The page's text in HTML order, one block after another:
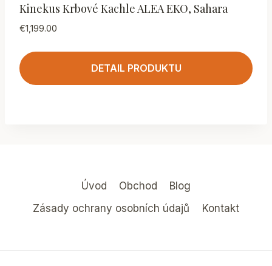
Kinekus Krbové Kachle ALEA EKO, Sahara
€1,199.00
DETAIL PRODUKTU
Úvod Obchod
Blog
Zásady ochrany osobních údajů
Kontakt